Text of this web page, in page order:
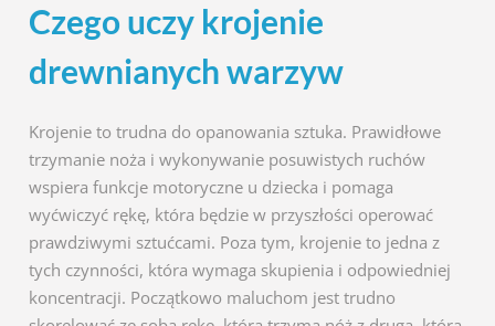
Czego uczy krojenie
drewnianych warzyw
Krojenie to trudna do opanowania sztuka. Prawidłowe
trzymanie noża i wykonywanie posuwistych ruchów
wspiera funkcje motoryczne u dziecka i pomaga
wyćwiczyć rękę, która będzie w przyszłości operować
prawdziwymi sztućcami. Poza tym, krojenie to jedna z
tych czynności, która wymaga skupienia i odpowiedniej
koncentracji. Początkowo maluchom jest trudno